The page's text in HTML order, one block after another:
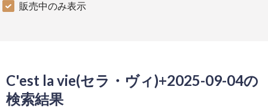
販売中のみ表示
C'est la vie(セラ・ヴィ)+2025-09-04の
検索結果